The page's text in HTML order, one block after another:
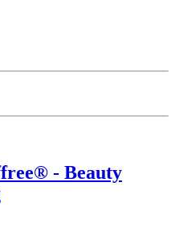
- Beauty